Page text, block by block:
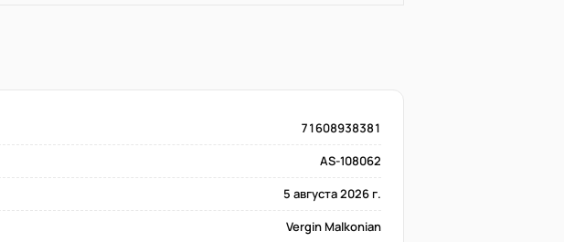
71608938381
AS-108062
5 августа 2026 г.
Vergin Malkonian